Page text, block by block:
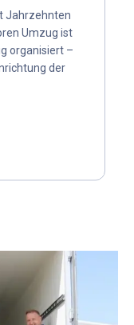
Jahrzehnten
Umzug ist
organisiert –
der